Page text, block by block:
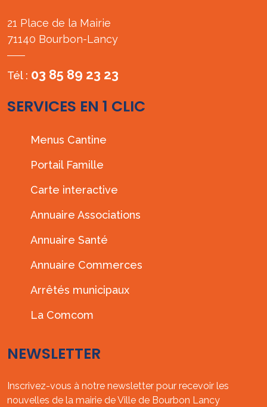
21 Place de la Mairie
71140 Bourbon-Lancy
Tél : 03 85 89 23 23
SERVICES EN 1 CLIC
Menus Cantine
Portail Famille
Carte interactive
Annuaire Associations
Annuaire Santé
Annuaire Commerces
Arrêtés municipaux
La Comcom
NEWSLETTER
Inscrivez-vous à notre newsletter pour recevoir les
nouvelles de la mairie de Ville de Bourbon Lancy